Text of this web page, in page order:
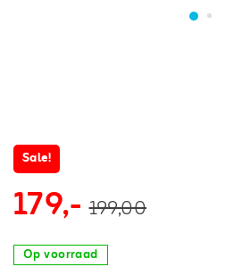
Sale!
179,- 199,00
Op voorraad